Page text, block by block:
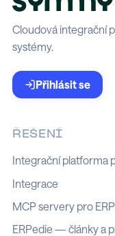
Cloudová integrační
systémy.
Přihlásit se
ŘEŠENÍ
Integrační platforma
Integrace
MCP servery pro ERP
ERPedie — články a